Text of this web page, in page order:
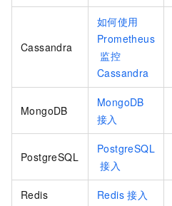
Cassandra
如何使用
Prometheus
监控
Cassandra
MongoDB
MongoDB
接入
PostgreSQL
PostgreSQL
接入
Redis Redis 接入